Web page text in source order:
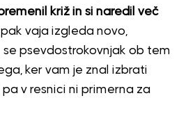
križ in si naredil več
vaja izgleda novo,
psevdostrokovnjak ob tem
ker vam je znal izbrati
v resnici ni primerna za